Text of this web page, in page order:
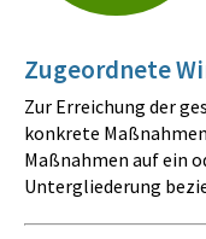
Zugeordnete
Zur Erreichung der
konkrete
Maßnahmen auf ein
Untergliederung